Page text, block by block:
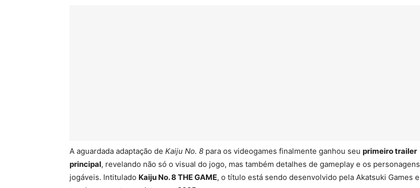
A aguardada adaptação de Kaiju No. 8 para os videogames finalmente ganhou seu primeiro trailer
principal, revelando não só o visual do jogo, mas também detalhes de gameplay e os personagens
jogáveis. Intitulado Kaiju No. 8 THE GAME, o título está sendo desenvolvido pela Akatsuki Games e